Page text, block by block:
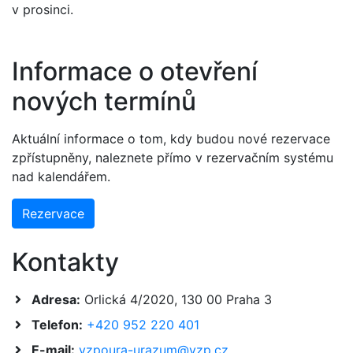
v prosinci.
Informace o otevření
nových termínů
Aktuální informace o tom, kdy budou nové rezervace
zpřístupněny, naleznete přímo v rezervačním systému
nad kalendářem.
Rezervace
Kontakty
Adresa: Orlická 4/2020, 130 00 Praha 3
Telefon: +420 952 220 401
E-mail: vzpoura-urazum@vzp.cz